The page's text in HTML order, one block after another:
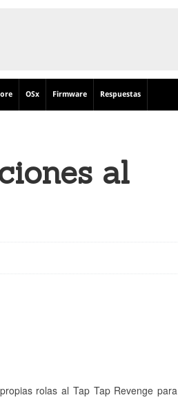
OSx Firmware Respuestas
al
rolas al Tap Tap Revenge para